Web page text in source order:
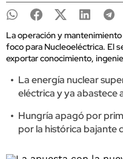
La operación y
foco para Nucleoeléctrica. El
exportar conocimiento,
La energía nuclear
eléctrica y ya abastece
Hungría apagó por
por la histórica bajante